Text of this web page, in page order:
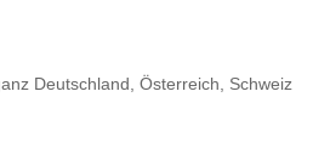
Deutschland, Österreich, Schweiz